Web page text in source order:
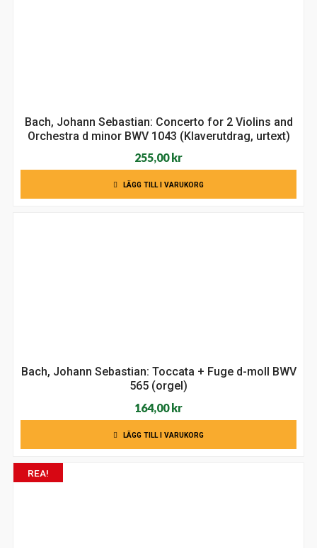
Bach, Johann Sebastian: Concerto for 2 Violins and
Orchestra d minor BWV 1043 (Klaverutdrag, urtext)
255,00 kr
LÄGG TILL I VARUKORG
Bach, Johann Sebastian: Toccata + Fuge d-moll BWV
565 (orgel)
164,00kr
LÄGG TILL I VARUKORG
REA!